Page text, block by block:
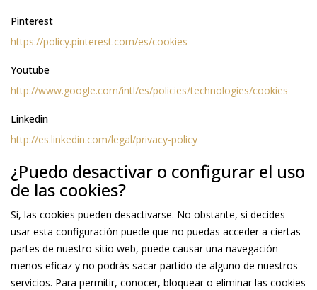
Pinterest
https://policy.pinterest.com/es/cookies
Youtube
http://www.google.com/intl/es/policies/technologies/cookies
Linkedin
http://es.linkedin.com/legal/privacy-policy
¿Puedo desactivar o configurar el uso
de las cookies?
Sí, las cookies pueden desactivarse. No obstante, si decides
usar esta configuración puede que no puedas acceder a ciertas
partes de nuestro sitio web, puede causar una navegación
menos eficaz y no podrás sacar partido de alguno de nuestros
servicios. Para permitir, conocer, bloquear o eliminar las cookies